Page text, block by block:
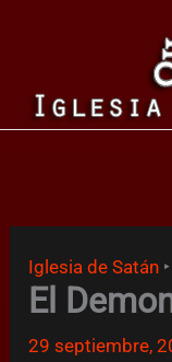
Iglesia de Satán ‣
El
29 septiembre,